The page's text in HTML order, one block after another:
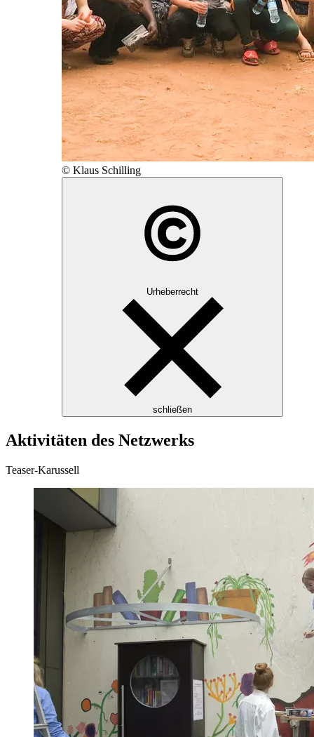
© Klaus Schilling
Urheberrecht
schließen
Aktivitäten des Netzwerks
Teaser-Karussell